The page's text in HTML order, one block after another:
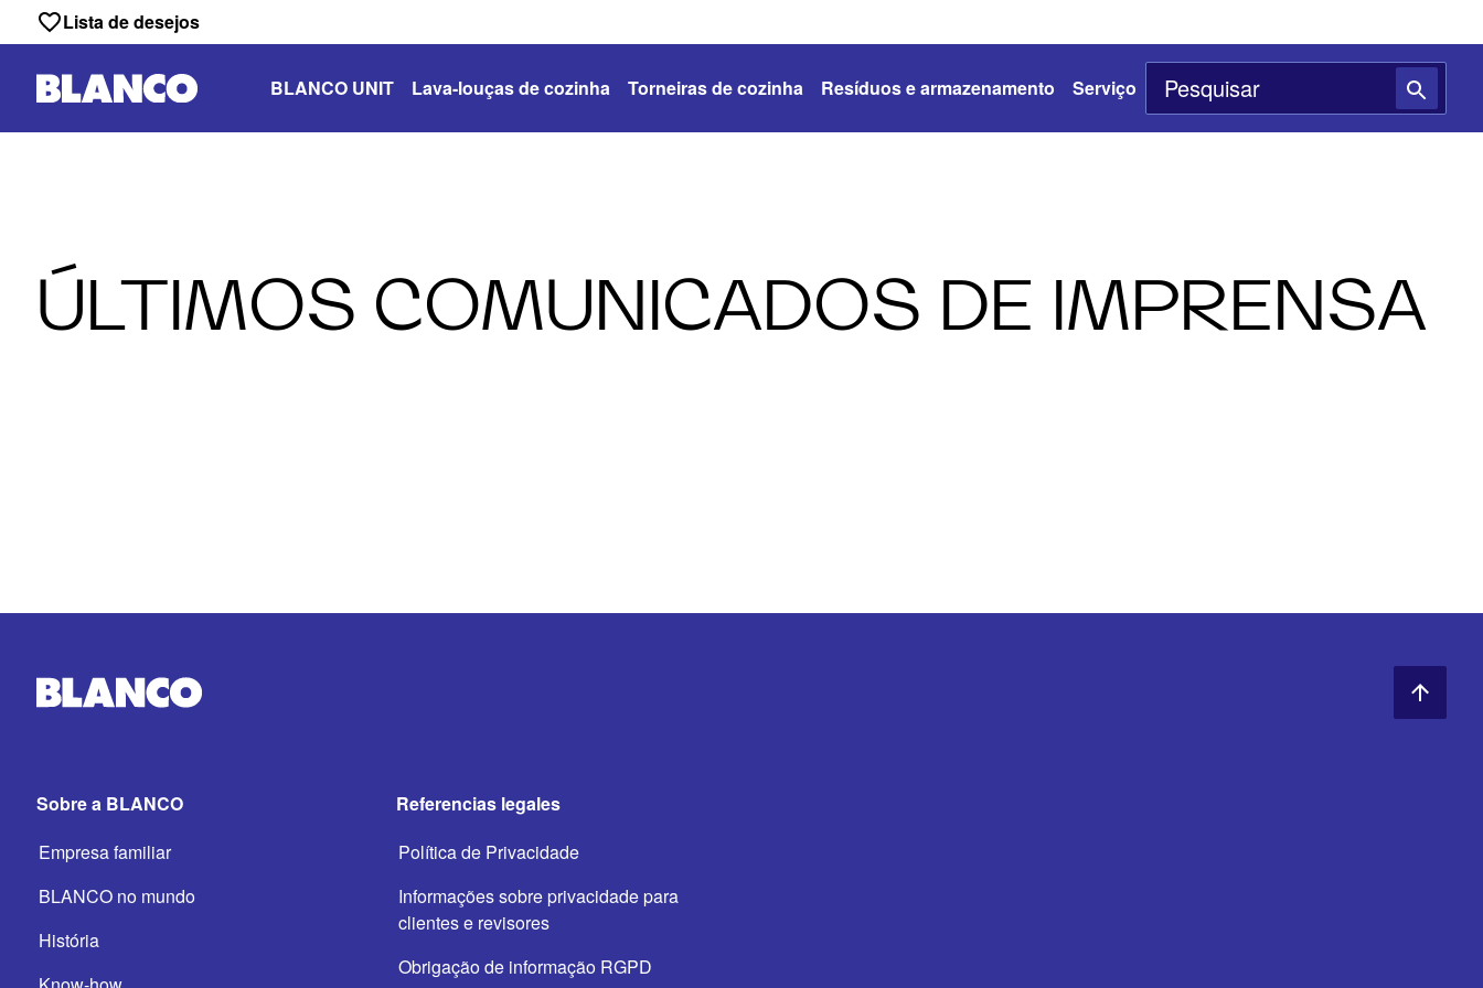
Lista de desejos
BLANCO UNIT Lava-louças de cozinha Torneiras de cozinha Resíduos e armazenamento Serviço
ÚLTIMOS COMUNICADOS DE IMPRENSA
Sobre a BLANCO
Empresa familiar
BLANCO no mundo
História
Referencias legales
Política de Privacidade
Informações sobre privacidade para
clientes e revisores
Obrigação de informação RGPD